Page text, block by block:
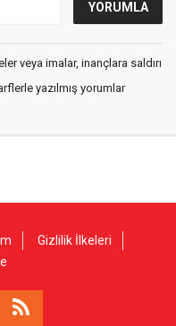
veya imalar, inançlara saldırı
yazılmış yorumlar
Gizlilik İlkeleri